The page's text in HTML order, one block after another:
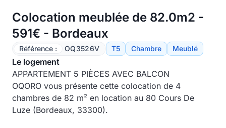
Colocation meublée de 82.0m2 -
591€ - Bordeaux
Référence : OQ3526V T5 Chambre Meublé
Le logement
APPARTEMENT 5 PIÈCES AVEC BALCON
OQORO vous présente cette colocation de 4
chambres de 82 m² en location au 80 Cours De
Luze (Bordeaux, 33300).